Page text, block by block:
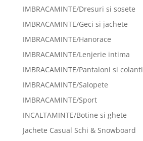
IMBRACAMINTE/Dresuri si sosete
IMBRACAMINTE/Geci si jachete
IMBRACAMINTE/Hanorace
IMBRACAMINTE/Lenjerie intima
IMBRACAMINTE/Pantaloni si colanti
IMBRACAMINTE/Salopete
IMBRACAMINTE/Sport
INCALTAMINTE/Botine si ghete
Jachete Casual Schi & Snowboard